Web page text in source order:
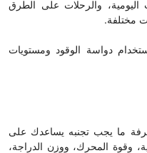
اليومية، والرحلات على الطرق
مختلفة.
دواسة الوقود ومستويات
ما يجب تجنبه يساعدك على
وقوة المحرك، ووزن الدراجة،